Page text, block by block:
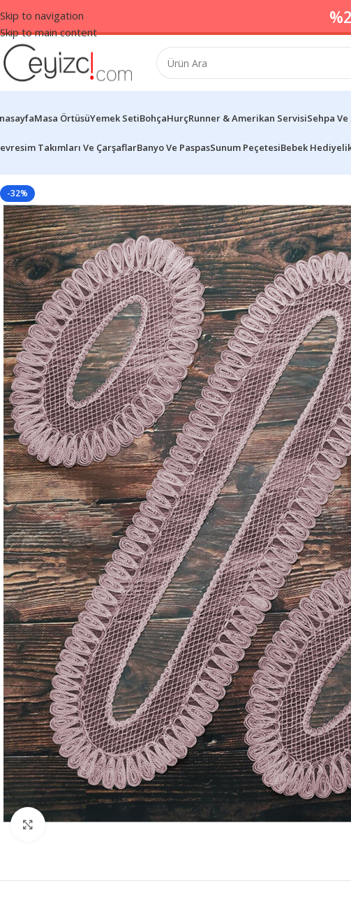
Skip to navigation
Skip to main content
Masa ÖrtüsüYemek SetiBohçaHurçRunner & Amerikan ServisiSehpa Ve
Takımları Ve ÇarşaflarBanyo Ve PaspasSunum PeçetesiBebek
-32%
Resmi Büyüt